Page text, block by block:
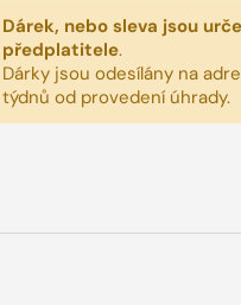
Dárek, nebo sleva jsou
předplatitele.
Dárky jsou odesílány na
týdnů od provedení úhrady.